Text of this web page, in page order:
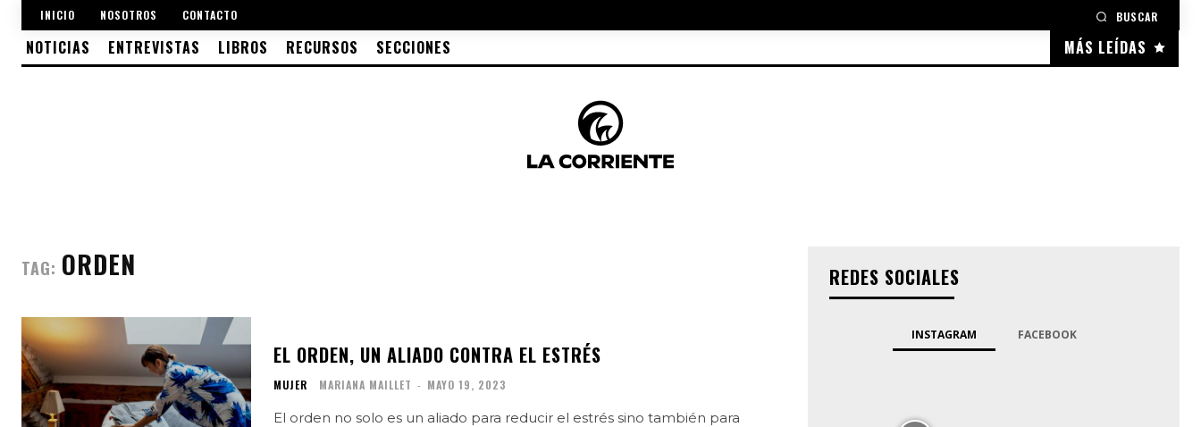
INICIO NOSOTROS CONTACTO BUSCAR
MÁS LEÍDAS
NOTICIAS ENTREVISTAS LIBROS RECURSOS SECCIONES
TAG: ORDEN
EL ORDEN, UN ALIADO CONTRA EL ESTRÉS
MUJER MARIANA MAILLET - MAYO 19, 2023
El orden no solo es un aliado para reducir el estrés sino también para
REDES SOCIALES
INSTAGRAM FACEBOOK